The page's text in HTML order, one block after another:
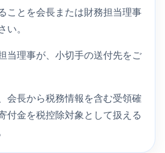
ことを会長または財務担当理事
い。
当理事が、小切手の送付先をご
会長から税務情報を含む受領確
付金を税控除対象として扱える